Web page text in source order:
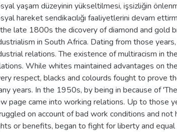
yaşam düzeyinin yükseltilmesi, işsizliğin
hareket sendikacılığı faaliyetlerini devam
late 1800s the dicovery of diamond and gold
in South Africa. Dating from those
relations. The existence of multiracism in
While whites maintained advantages on
respect, blacks and colourds fought to prove
years. In the 1950s, by being in because of
page came into working relations. Up to those
on account of bad work conditions and not
or benefits, began to fight for liberty and